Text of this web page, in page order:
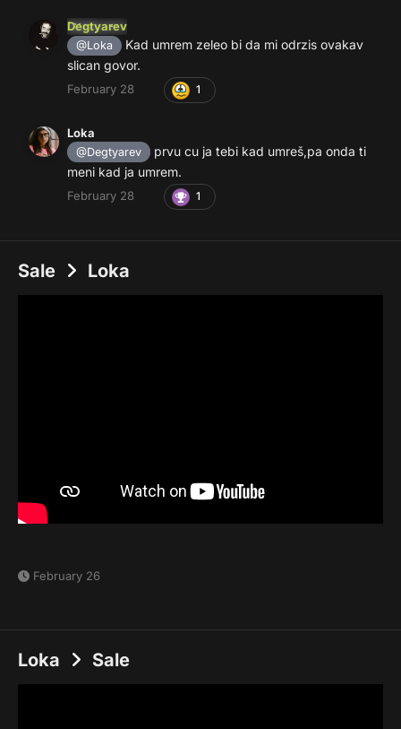
Degtyarev
@Loka
Kad umrem zeleo bi da mi odrzis ovakav
slican govor.
February 28 1
Loka
@Degtyarev
prvu cu ja tebi kad umreš,pa onda ti
meni kad ja umrem.
February 28 1
Sale Loka
February 26
Loka Sale